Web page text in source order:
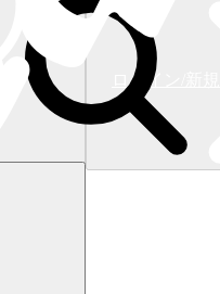
ログイン/新